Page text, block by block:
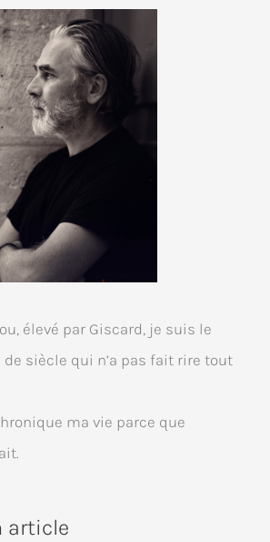
élevé par Giscard, je suis le
de siècle qui n’a pas fait rire tout
ma vie parce que
article